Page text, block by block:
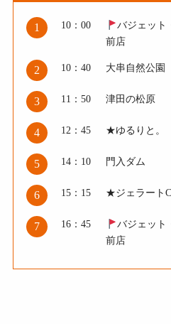
1 10：00
バジェッ
前店
2 10：40 大串自然公園
3 11：50 津田の松原
4 12：45 ★ゆるりと。
5 14：10 門入ダム
6 15：15 ★ジェラート
7 16：45
バジェッ
前店